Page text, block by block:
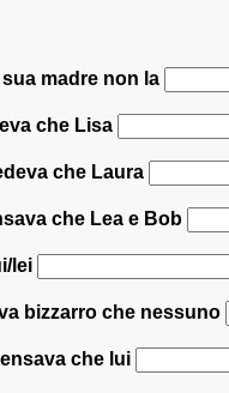
madre non la
che Lisa
che Laura
che Lea e Bob
lei
bizzarro che nessuno
che lui